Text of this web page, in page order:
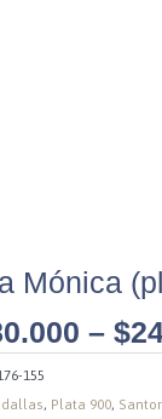
Mónica
– $
155
, Plata 900,